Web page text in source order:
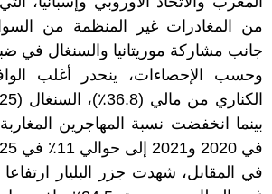
من المغادرات غير المنظمة من
جانب مشاركة موريتانيا والسنغال في
وحسب الإحصاءات، ينحدر أغلب
في 2020 و2021 إلى حوالي 11٪ في 2025.
في المقابل، شهدت جزر البليار